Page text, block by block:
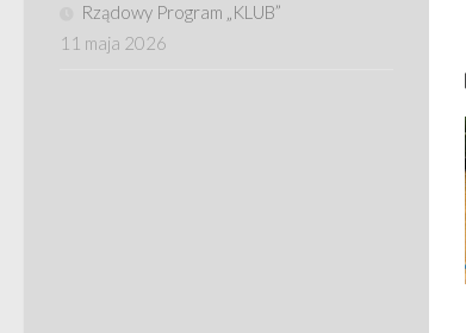
Rządowy Program „KLUB”
11 maja 2026